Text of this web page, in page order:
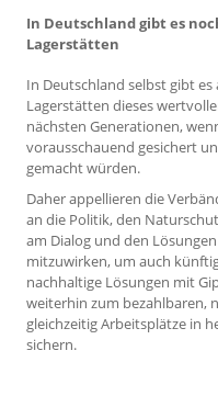
In Deutschland gibt es
Lagerstätten
In Deutschland selbst gibt
Lagerstätten dieses
nächsten Generationen,
vorausschauend gesichert
gemacht würden.
Daher appellieren die
an die Politik, den
am Dialog und den
mitzuwirken, um auch
nachhaltige Lösungen mit
weiterhin zum bezahlbaren,
gleichzeitig Arbeitsplätze in
sichern.